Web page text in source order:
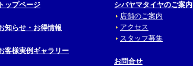
トップページ
知らせ・お得情報
客様実例ギャラリー
シバヤマタイヤのご案内
店舗のご案内
アクセス
スタッフ募集
お問合せ